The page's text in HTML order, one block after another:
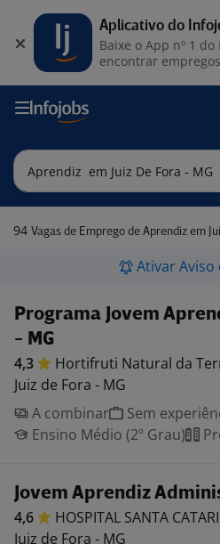
94 Vagas de Emprego de Aprendiz em
Ativar Aviso
Programa Jovem
- MG
4,3 Hortifruti Natural da
Juiz de Fora - MG
A combinar
Sem
Ensino Médio (2º Grau)
Jovem Aprendiz
4,6 HOSPITAL SANTA
Juiz de Fora - MG
Aplicativo do
Baixe o App nº 1
encontrar empregos